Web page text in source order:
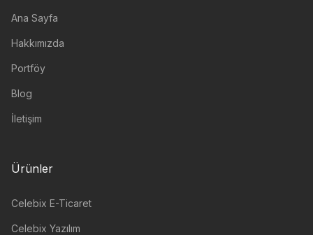
Ana Sayfa
Hakkımızda
Portföy
Blog
İletişim
Ürünler
Celebix E-Ticaret
Celebix Yazılım